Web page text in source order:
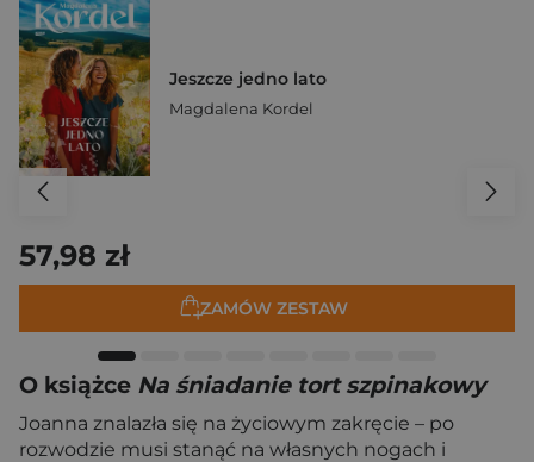
Jeszcze jedno lato
Magdalena Kordel
57,98 zł
ZAMÓW ZESTAW
O książce Na śniadanie tort szpinakowy
Joanna znalazła się na życiowym zakręcie – po
rozwodzie musi stanąć na własnych nogach i